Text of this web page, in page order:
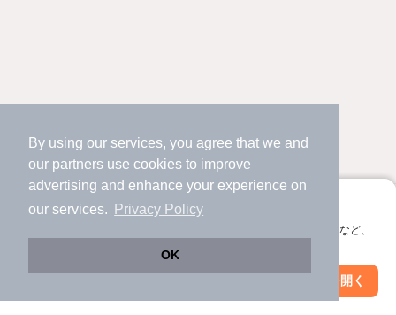
By using our services, you agree that we and
our partners use cookies to improve
advertising and enhance your experience on
our services.
Privacy Policy
OK
アプリに切り替えて、サクサクお部屋探し
会員登録なしですぐ使える。マップ検索やお気に入り保存など、
アプリを開く
絞り込み条件を変更
対応機種 個人情報保護ポリシー
ヘルプ・お問い合わせ